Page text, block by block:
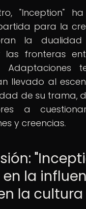
"Inception"
para la
la
las fronteras
Adaptaciones
llevado al
de su trama,
a
y creencias.
la
la cultura